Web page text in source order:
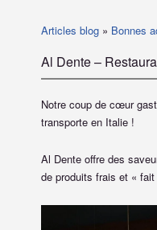
Articles blog » Bonnes
Al Dente –
Notre coup de cœur
transporte en Italie !
Al Dente offre des
de produits frais et « fait